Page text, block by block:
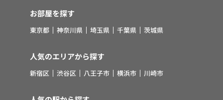
生の向上または児童の健全な育成の推進のために特
に必要がある場合であって、お客様の同意を得るこ
を遂行することに対して協力する必要がある場合で
あって、お客様の同意を得ることにより当該事務の
令で認められる場合 （2）上記(1)にかかわらず、
お部屋を探す
東京都 神奈川県 埼玉県 千葉県 茨城県
人気のエリアから探す
新宿区 渋谷区 八王子市 横浜市 川崎市